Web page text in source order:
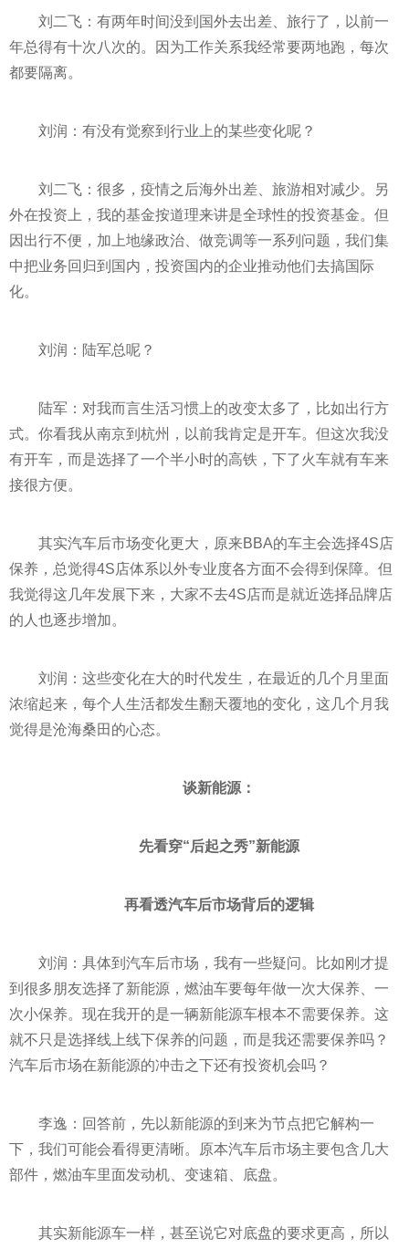
刘二飞：有两年时间没到国外去出差、旅行了，以前一
年总得有十次八次的。因为工作关系我经常要两地跑，每次
都要隔离。
刘润：有没有觉察到行业上的某些变化呢？
刘二飞：很多， 疫情之后海外出差、旅游相对减少。另
外在投资 上，我的基金按道理来讲是全球性的投资基金。但
因出行不便，加上地缘政治、做竞调等一系列问题，我们集
中把业务回归到国内， 投资国内的企业推动他们去搞国际
化。
刘润：陆军总呢？
陆军：对我而言生活习惯上的改变太多了，比如出行方
式。你看我从南京到杭州，以前我肯定是开车。但这次我没
有开车，而是选择了一个半小时的高铁，下了火车就有车来
接很方便。
其实汽车后市场变化更大，原来BBA的车主会选择4S店
保养，总觉得4S店体系以外专业度各方面不会得到保障。但
我觉得这几年发展下来，大家不去4S店而是就近选择品牌店
的人也逐步增加。
刘润：这些变化在大的时代发生，在最近的几个月里面
浓缩起来，每个人生活都发生翻天覆地的变化，这几个月我
觉得是沧海桑田的心态。
谈新能源：
先看穿“后起之秀”新能源
再看透汽车后市场背后的逻辑
刘润：具体到汽车后市场，我有一些疑问。比如刚才提
到很多朋友选择了新能源，燃油车要每年做一次大保养、一
次小保养。现在我开的是一辆新能源车根本不需要保养。这
就不只是选择线上线下保养的问题，而是我还需要保养吗？
汽车后市场在新能源的冲击之下还有投资机会吗？
李逸：回答前，先以新能源的到来为节点把它解构一
下，我们可能会看得更清晰。原本汽车后市场主要包含几大
部件，燃油车里面发动机、变速箱、底盘。
其实新能源车一样，甚至说它对底盘的要求更高，所以